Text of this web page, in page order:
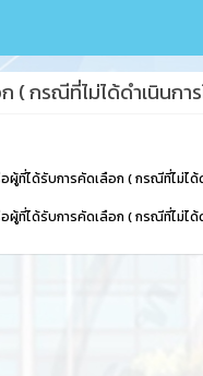
( กรณีที่ไม่ได้ดำเนินกา
ที่ได้รับการคัดเลือก ( กรณีที่ไม่ได้
ที่ได้รับการคัดเลือก ( กรณีที่ไม่ได้